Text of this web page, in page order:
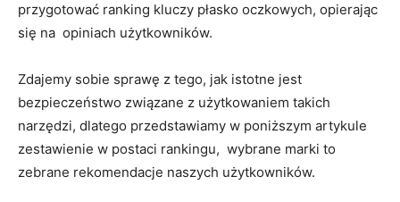
przygotować ranking kluczy płasko oczkowych, opierając
się na opiniach użytkowników.
Zdajemy sobie sprawę z tego, jak istotne jest
bezpieczeństwo związane z użytkowaniem takich
narzędzi, dlatego przedstawiamy w poniższym artykule
zestawienie w postaci rankingu, wybrane marki to
zebrane rekomendacje naszych użytkowników.